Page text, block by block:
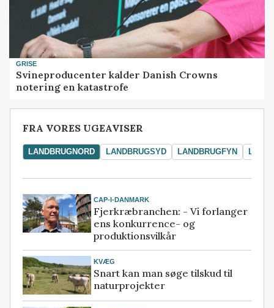
GRISE
Svineproducenter kalder Danish Crowns
notering en katastrofe
FRA VORES UGEAVISER
LANDBRUGNORD LANDBRUGSYD LANDBRUGFYN
CAP-I-DANMARK
Fjerkræbranchen: - Vi forlanger
ens konkurrence- og
produktionsvilkår
KVÆG
Snart kan man søge tilskud til
naturprojekter